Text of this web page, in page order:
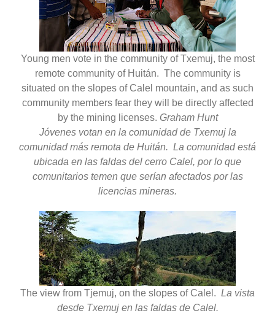
Young men vote in the community of Txemuj, the most
remote community of Huitán. The community is
situated on the slopes of Calel mountain, and as such
community members fear they will be directly affected
by the mining licenses. Graham Hunt
Jóvenes votan en la comunidad de Txemuj la
comunidad más remota de Huitán. La comunidad está
ubicada en las faldas del cerro Calel, por lo que
comunitarios temen que serían afectados por las
licencias mineras.
The view from Tjemuj, on the slopes of Calel. La vista
desde Txemuj en las faldas de Calel.